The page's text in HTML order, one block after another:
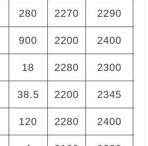
280 2270 2290
900 2200 2400
18 2280 2300
38.5 2200 2345
120 2280 2400